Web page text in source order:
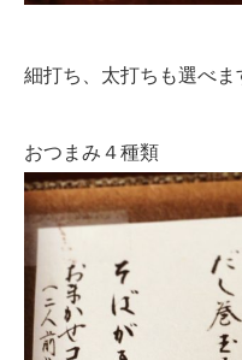
細打ち、太打ちも選べま
おつまみ４種類